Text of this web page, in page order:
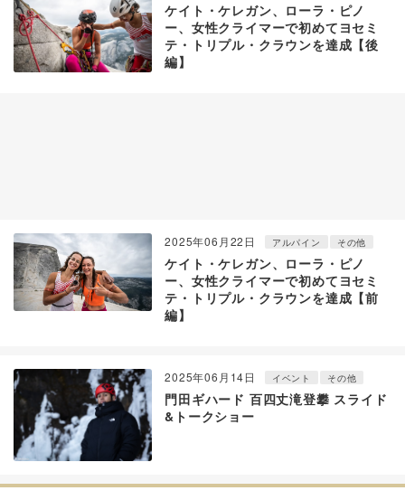
ケイト・ケレガン、ローラ・ピノ
ー、女性クライマーで初めてヨセミ
テ・トリプル・クラウンを達成【後
編】
2025年06月22日 アルパイン その他
ケイト・ケレガン、ローラ・ピノ
ー、女性クライマーで初めてヨセミ
テ・トリプル・クラウンを達成【前
編】
2025年06月14日 イベント その他
門田ギハード 百四丈滝登攀 スライド
&トークショー